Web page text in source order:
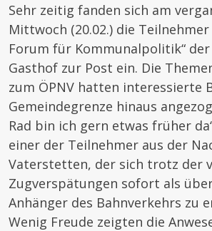
Sehr zeitig fanden sich am
Mittwoch (20.02.) die Teilnehmer
Forum für Kommunalpolitik“ der
Gasthof zur Post ein. Die
zum ÖPNV hatten interessierte
Gemeindegrenze hinaus
Rad bin ich gern etwas früher
einer der Teilnehmer aus der
Vaterstetten, der sich trotz der
Zugverspätungen sofort als
Anhänger des Bahnverkehrs zu
Wenig Freude zeigten die